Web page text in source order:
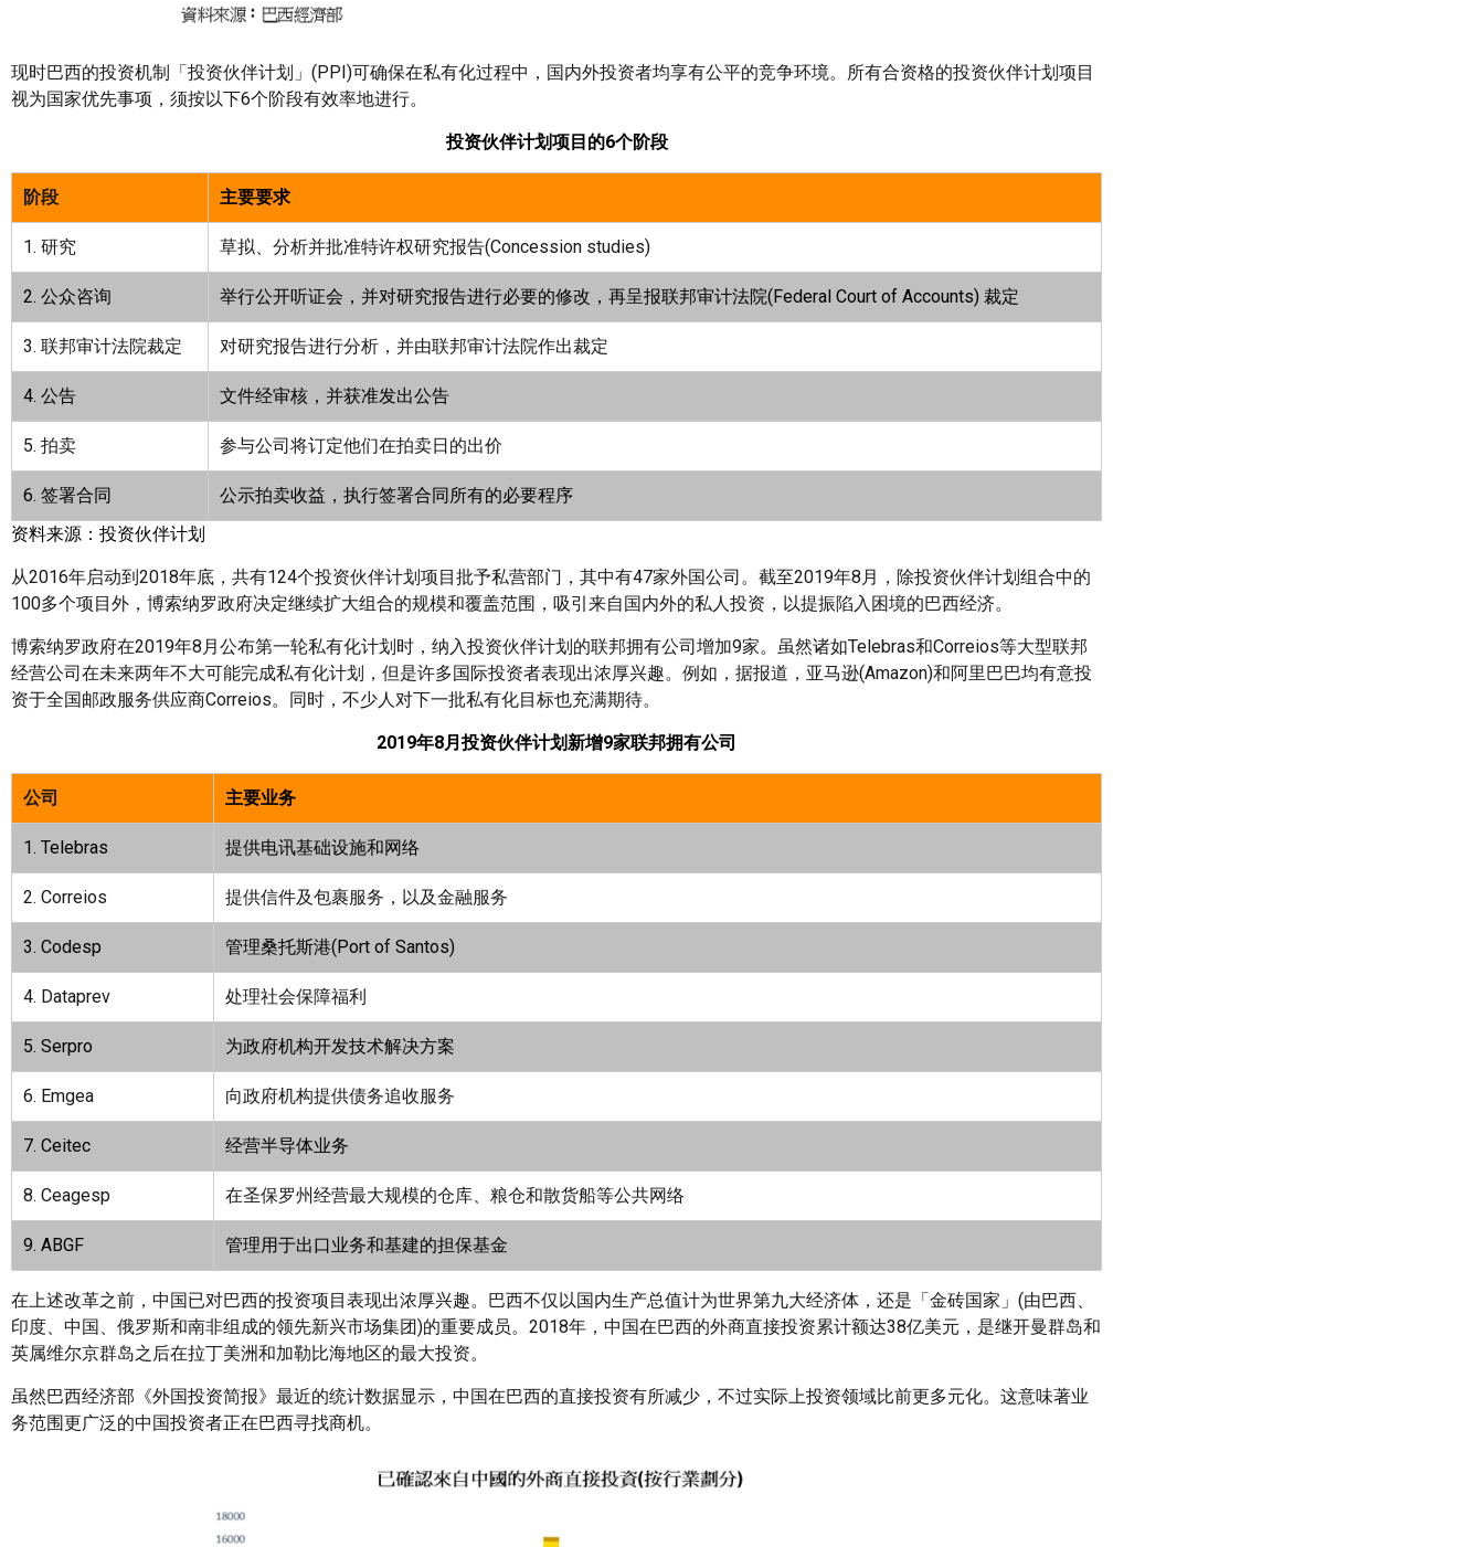
现时巴西的投资机制「投资伙伴计划」(PPI)可确保在私有化过程中，国内外投资者均享有公平的竞争环境。所有合资格的投资伙伴计划项目
视为国家优先事项，须按以下6个阶段有效率地进行。
投资伙伴计划项目的6个阶段
阶段 主要要求
1. 研究 草拟、分析并批准特许权研究报告(Concession studies)
2. 公众咨询 举行公开听证会，并对研究报告进行必要的修改，再呈报联邦审计法院(Federal Court of Accounts) 裁定
3. 联邦审计法院裁定 对研究报告进行分析，并由联邦审计法院作出裁定
4. 公告 文件经审核，并获准发出公告
5. 拍卖 参与公司将订定他们在拍卖日的出价
6. 签署合同
公示拍卖收益，执行签署合同所有的必要程序
资料来源：投资伙伴计划
从2016年启动到2018年底，共有124个投资伙伴计划项目批予私营部门，其中有47家外国公司。截至2019年8月，除投资伙伴计划组合中的
100多个项目外，博索纳罗政府决定继续扩大组合的规模和覆盖范围，吸引来自国内外的私人投资，以提振陷入困境的巴西经济。
博索纳罗政府在2019年8月公布第一轮私有化计划时，纳入投资伙伴计划的联邦拥有公司增加9家。虽然诸如Telebras和Correios等大型联邦
经营公司在未来两年不大可能完成私有化计划，但是许多国际投资者表现出浓厚兴趣。例如，据报道，亚马逊(Amazon)和阿里巴巴均有意投
资于全国邮政服务供应商Correios。同时，不少人对下一批私有化目标也充满期待。
2019年8月投资伙伴计划新增9家联邦拥有公司
公司 主要业务
1. Telebras 提供电讯基础设施和网络
2. Correios 提供信件及包裹服务，以及金融服务
3. Codesp 管理桑托斯港(Port of Santos)
4. Dataprev 处理社会保障福利
5. Serpro 为政府机构开发技术解决方案
6. Emgea 向政府机构提供债务追收服务
7. Ceitec 经营半导体业务
8. Ceagesp 在圣保罗州经营最大规模的仓库、粮仓和散货船等公共网络
9. ABGF 管理用于出口业务和基建的担保基金
在上述改革之前，中国已对巴西的投资项目表现出浓厚兴趣。巴西不仅以国内生产总值计为世界第九大经济体，还是「金砖国家」(由巴西、
印度、中国、俄罗斯和南非组成的领先新兴市场集团)的重要成员。2018年，中国在巴西的外商直接投资累计额达38亿美元，是继开曼群岛和
英属维尔京群岛之后在拉丁美洲和加勒比海地区的最大投资。
虽然巴西经济部《外国投资简报》最近的统计数据显示，中国在巴西的直接投资有所减少，不过实际上投资领域比前更多元化。这意味著业
务范围更广泛的中国投资者正在巴西寻找商机。